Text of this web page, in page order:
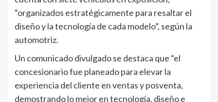
“organizados estratégicamente para resaltar el
diseño y la tecnología de cada modelo”, según la
automotriz.
Un comunicado divulgado se destaca que “el
concesionario fue planeado para elevar la
experiencia del cliente en ventas y posventa,
demostrando lo mejor en tecnología, diseño e